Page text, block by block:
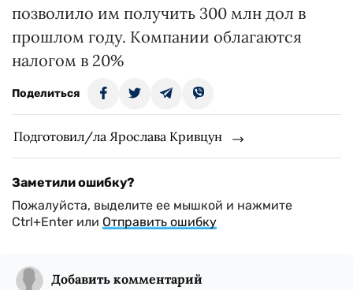
позволило им получить 300 млн дол в
прошлом году. Компании облагаются
налогом в 20%
Поделиться
Подготовил/ла Ярослава Кривцун
Заметили ошибку?
Пожалуйста, выделите ее мышкой и нажмите
Ctrl+Enter или Отправить ошибку
Добавить комментарий